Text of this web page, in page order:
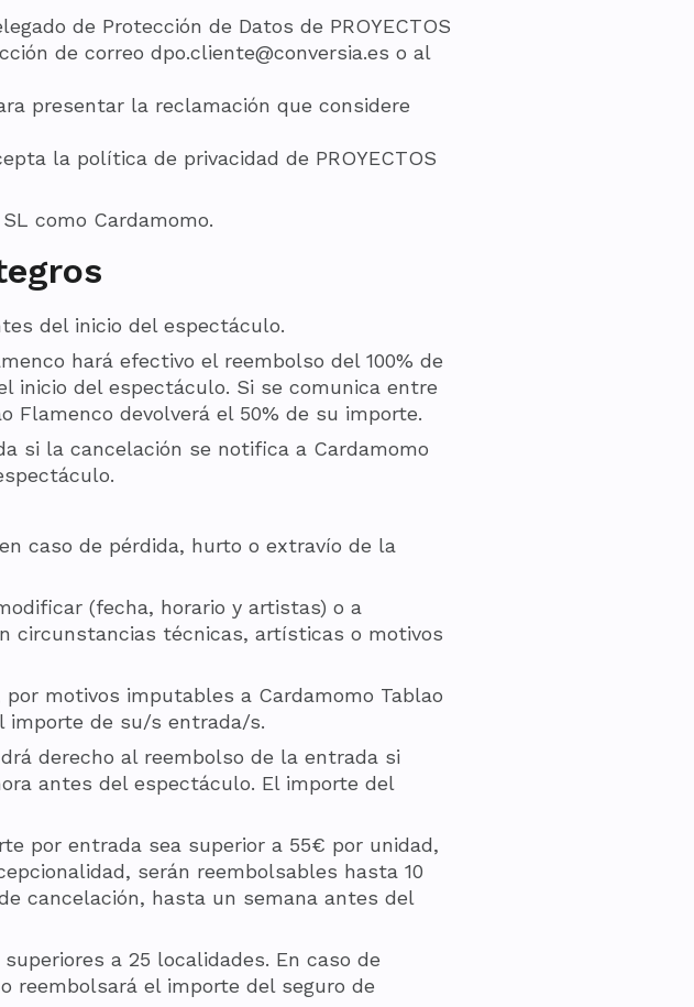
de Protección de Datos de PROYECTOS
de correo dpo.cliente@conversia.es o al
presentar la reclamación que considere
la política de privacidad de PROYECTOS
como Cardamomo.
del inicio del espectáculo.
hará efectivo el reembolso del 100% de
inicio del espectáculo. Si se comunica entre
Flamenco devolverá el 50% de su importe.
si la cancelación se notifica a Cardamomo
caso de pérdida, hurto o extravío de la
(fecha, horario y artistas) o a
circunstancias técnicas, artísticas o motivos
motivos imputables a Cardamomo Tablao
importe de su/s entrada/s.
derecho al reembolso de la entrada si
antes del espectáculo. El importe del
por entrada sea superior a 55€ por unidad,
serán reembolsables hasta 10
cancelación, hasta un semana antes del
a 25 localidades. En caso de
reembolsará el importe del seguro de